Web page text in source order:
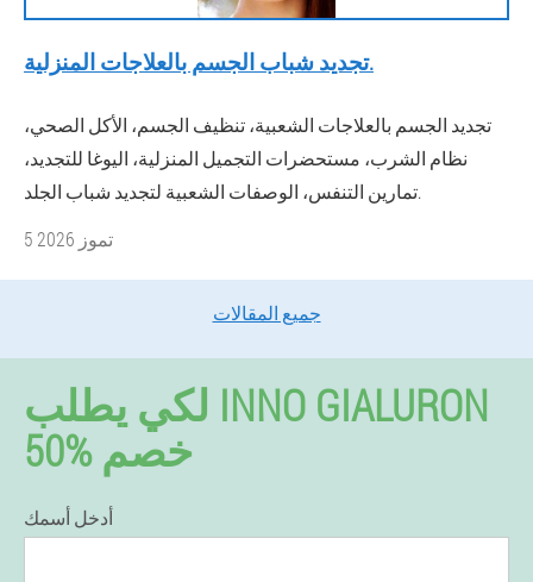
تجديد شباب الجسم بالعلاجات المنزلية.
تجديد الجسم بالعلاجات الشعبية، تنظيف الجسم، الأكل الصحي،
نظام الشرب، مستحضرات التجميل المنزلية، اليوغا للتجديد،
تمارين التنفس، الوصفات الشعبية لتجديد شباب الجلد.
5 تموز 2026
جميع المقالات
لكي يطلب INNO GIALURON
50% خصم
أدخل أسمك